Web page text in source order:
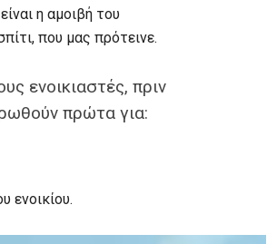
η αμοιβή του
που μας πρότεινε.
ενοικιαστές, πριν
πρώτα για:
ενοικίου.